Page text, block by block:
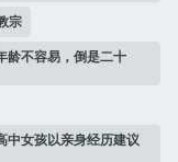
宗
龄不容易，倒是二十
中女孩以亲身经历建议